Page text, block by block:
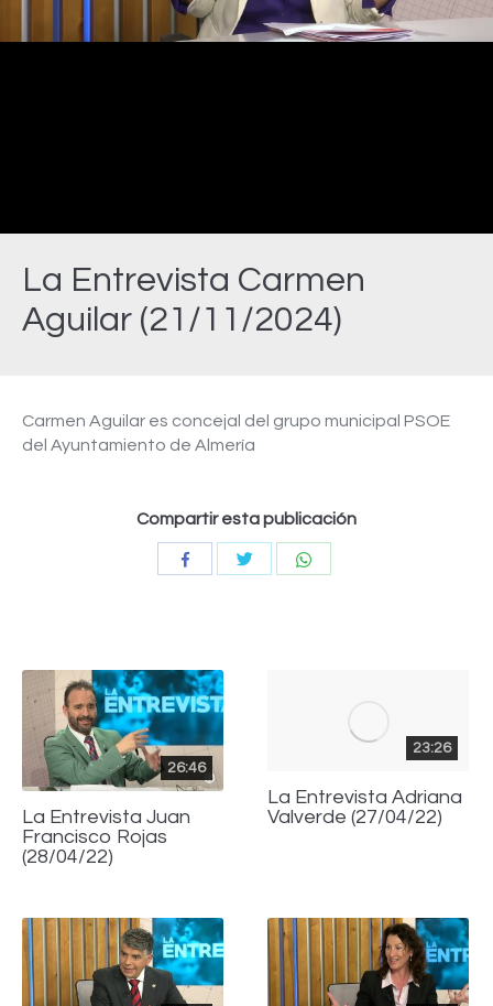
La Entrevista Carmen
Aguilar (21/11/2024)
Video
Carmen Aguilar es concejal del grupo municipal PSOE
del Ayuntamiento de Almería
Compartir esta publicación
CompartirCompartir
26:46
La Entrevista Juan
Francisco Rojas
(28/04/22)
23:26
La Entrevista Adriana
Valverde (27/04/22)